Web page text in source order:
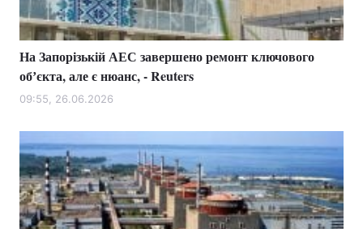
Головна Війна
Україна
Економіка Світ
Спорт Наука
Техно і зв'язок Лайт
На Запорізькій АЕС завершено ремонт ключового
обʼєкта, але є нюанс, - Reuters
09:55, 26.06.2026